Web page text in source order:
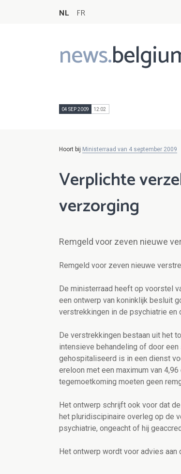
NL FR
news.
Main
navigation
04 SEP 2009 12:02
Hoort bij Ministerraad van 4 september 2009
Verplichte
verzorging
Remgeld voor zeven nieuwe
Remgeld voor zeven nieuwe
De ministerraad heeft op voorstel
een ontwerp van koninklijk besluit
verstrekkingen in de psychiatrie en
De verstrekkingen bestaan uit het
intensieve behandeling of door
gehospitaliseerd is in een dienst
ereloon met een maximum van
tegemoetkoming moeten geen
Het ontwerp schrijft ook voor dat
het pluridiscipinaire overleg op de
psychiatrie, ongeacht of hij
Het ontwerp wordt voor advies aan